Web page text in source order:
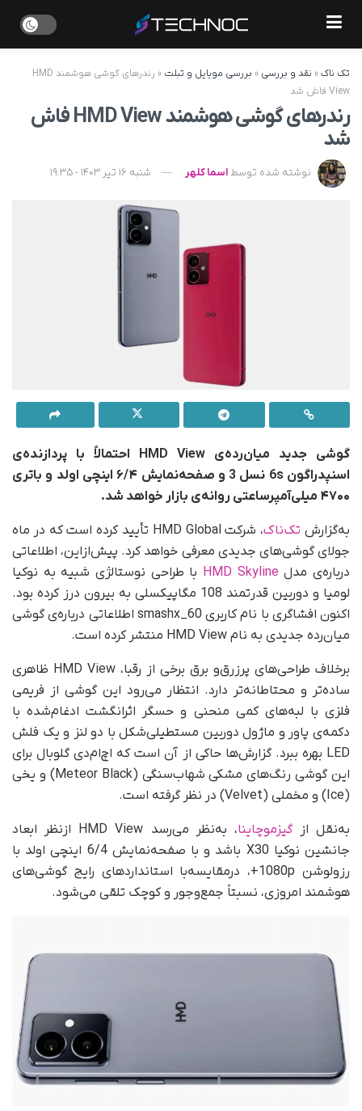
تک ناک» نقد و بررسی » بررسی موبایل و تبلت »
رندرهای گوشی هوشمند HMD
View فاش شد
رندرهای گوشی هوشمند HMD View فاش
شد
نوشته شده توسط اسما کلهر شنبه 16 تیر 1403 - 19:35
گوشی جدید میان‌رده‌ی HMD View احتمالاً با پردازنده‌ی
اسنپدراگون 6s نسل 3 و صفحه‌نمایش ۶/۴ اینچی اولد و باتری
۴۷۰۰ میلی‌آمپرساعتی روانه‌ی بازار خواهد شد.
به‌گزارش تک‌ناک
، شرکت HMD Global تأیید کرده است که در ماه
جولای گوشی‌های جدیدی معرفی خواهد کرد. پیش‌از‌این، اطلاعاتی
درباره‌ی مدل HMD Skyline با طراحی نوستالژی شبیه به نوکیا
لومیا و دوربین قدرتمند 108 مگاپیکسلی به بیرون درز کرده بود.
اکنون افشاگری با نام کاربری smashx_60 اطلاعاتی درباره‌ی گوشی
میان‌رده جدیدی به نام HMD View منتشر کرده است.
برخلاف طراحی‌های پر‌زرق‌و برق برخی از رقبا، HMD View ظاهری
ساده‌تر و محتاطانه‌تر دارد. انتظار می‌رود این گوشی از فریمی
فلزی با لبه‌های کمی منحنی و حسگر اثر‌انگشت ادغام‌شده با
دکمه‌ی پاور و ماژول دوربین مستطیلی‌شکل با دو لنز و یک فلش
LED بهره ببرد. گزارش‌ها حاکی از آن است که اچ‌ام‌دی گلوبال برای
این گوشی رنگ‌های مشکی شهاب‌سنگی (Meteor Black) و یخی
(Ice) و مخملی (Velvet) در نظر گرفته است.
به‌نقل ازگیزموچاینا
، به‌نظر می‌رسد HMD View از‌نظر ابعاد
جانشین نوکیا X30 باشد و با صفحه‌نمایش 6/4 اینچی اولد با
رزولوشن 1080p+، درمقایسه‌با استانداردهای رایج گوشی‌های
هوشمند امروزی، نسبتاً جمع‌و‌جور و کوچک تلقی می‌شود.